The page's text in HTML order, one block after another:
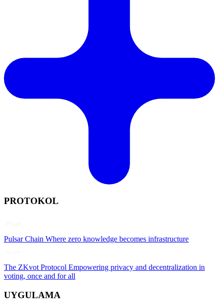
PROTOKOL
Pulsar Chain Where zero knowledge becomes infrastructure
The ZKvot Protocol Empowering privacy and decentralization in
voting, once and for all
UYGULAMA